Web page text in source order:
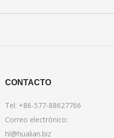
CONTACTO
Tel: +86-577-88627766
Correo electrónico:
hl@hualian.biz